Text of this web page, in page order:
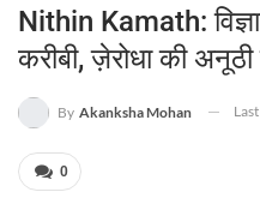
Nithin Kamath:
करीबी, ज़ेरोधा की
By Akanksha Mohan
0